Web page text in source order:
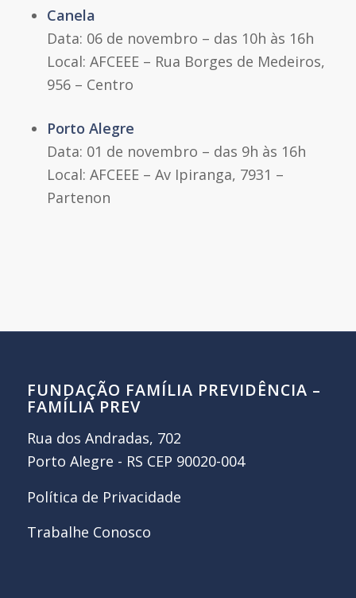
Canela
Data: 06 de novembro – das 10h às 16h
Local: AFCEEE – Rua Borges de Medeiros,
956 – Centro
Porto Alegre
Data: 01 de novembro – das 9h às 16h
Local: AFCEEE – Av Ipiranga, 7931 –
Partenon
FUNDAÇÃO FAMÍLIA PREVIDÊNCIA –
FAMÍLIA PREV
Rua dos Andradas, 702
Porto Alegre - RS CEP 90020-004
Política de Privacidade
Trabalhe Conosco